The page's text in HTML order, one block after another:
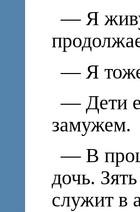
— Я
— Я
— Дети
замужем.
— В
дочь.
служит в